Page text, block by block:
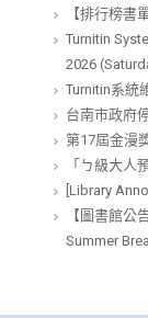
【排行榜書
Turnitin
2026
Turnitin系統
台南市政府
第17屆金漫
「ㄅ級大人
[Library
【圖書館公
Summer